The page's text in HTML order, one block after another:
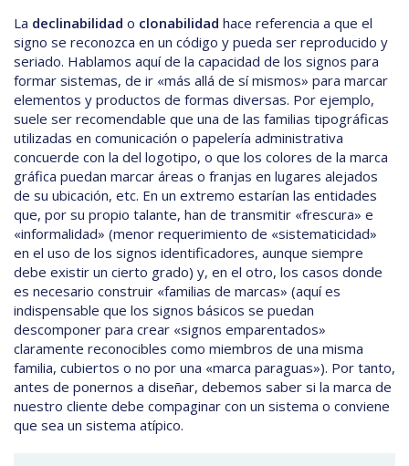
La declinabilidad o clonabilidad hace referencia a que el
signo se reconozca en un código y pueda ser reproducido y
seriado. Hablamos aquí de la capacidad de los signos para
formar sistemas, de ir «más allá de sí mismos» para marcar
elementos y productos de formas diversas. Por ejemplo,
suele ser recomendable que una de las familias tipográficas
utilizadas en comunicación o papelería administrativa
concuerde con la del logotipo, o que los colores de la marca
gráfica puedan marcar áreas o franjas en lugares alejados
de su ubicación, etc. En un extremo estarían las entidades
que, por su propio talante, han de transmitir «frescura» e
«informalidad» (menor requerimiento de «sistematicidad»
en el uso de los signos identificadores, aunque siempre
debe existir un cierto grado) y, en el otro, los casos donde
es necesario construir «familias de marcas» (aquí es
indispensable que los signos básicos se puedan
descomponer para crear «signos emparentados»
claramente reconocibles como miembros de una misma
familia, cubiertos o no por una «marca paraguas»). Por tanto,
antes de ponernos a diseñar, debemos saber si la marca de
nuestro cliente debe compaginar con un sistema o conviene
que sea un sistema atípico.